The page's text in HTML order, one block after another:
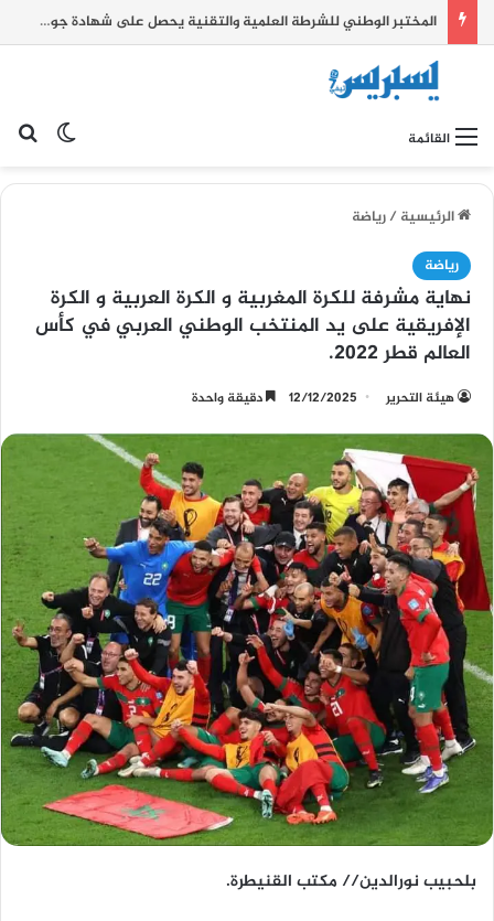
المختبر الوطني للشرطة العلمية والتقنية يحصل على شهادة جودة عالمية
القائمة
الرئيسية/رياضة
رياضة
نهاية مشرفة للكرة المغربية و الكرة العربية و الكرة
الإفريقية على يد المنتخب الوطني العربي في كأس
العالم قطر 2022.
هيئة التحرير 12/12/2025 دقيقة واحدة
بلحبيب نورالدين// مكتب القنيطرة.